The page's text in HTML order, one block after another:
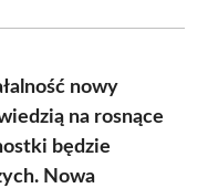
nowy
na rosnące
będzie
Nowa